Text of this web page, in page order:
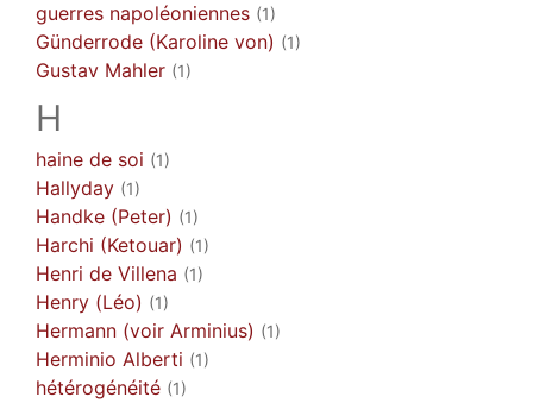
guerres napoléoniennes (1)
Günderrode (Karoline von) (1)
Gustav Mahler (1)
H
haine de soi (1)
Hallyday (1)
Handke (Peter) (1)
Harchi (Ketouar) (1)
Henri de Villena (1)
Henry (Léo) (1)
Hermann (voir Arminius) (1)
Herminio Alberti (1)
hétérogénéité (1)